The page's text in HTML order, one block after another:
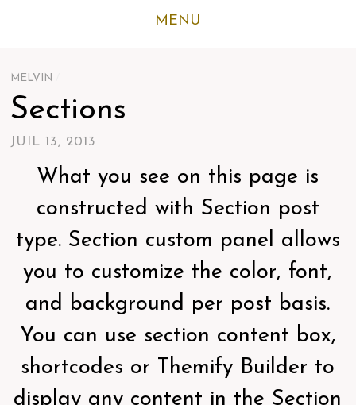
MENU
MELVIN
Sections
JUIL 13, 2013
What you see on this page is
constructed with Section post
type. Section custom panel allows
you to customize the color, font,
and background per post basis.
You can use section content box,
shortcodes or Themify Builder to
display any content in the Section